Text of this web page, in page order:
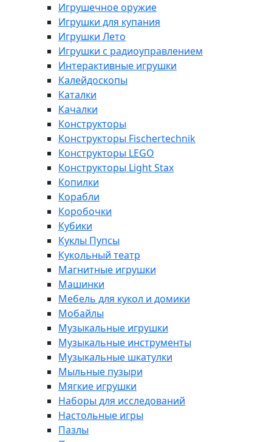
Игрушечное оружие
Игрушки для купания
Игрушки Лето
Игрушки с радиоуправлением
Интерактивные игрушки
Калейдоскопы
Каталки
Качалки
Конструкторы
Конструкторы Fisсhertechnik
Конструкторы LEGO
Конструкторы Light Stax
Копилки
Корабли
Коробочки
Кубики
Куклы Пупсы
Кукольный театр
Магнитные игрушки
Машинки
Мебель для кукол и домики
Мобайлы
Музыкальные игрушки
Музыкальные инструменты
Музыкальные шкатулки
Мыльные пузыри
Мягкие игрушки
Наборы для исследований
Настольные игры
Пазлы